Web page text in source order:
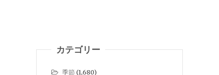
カテゴリー
季節 (1,680)